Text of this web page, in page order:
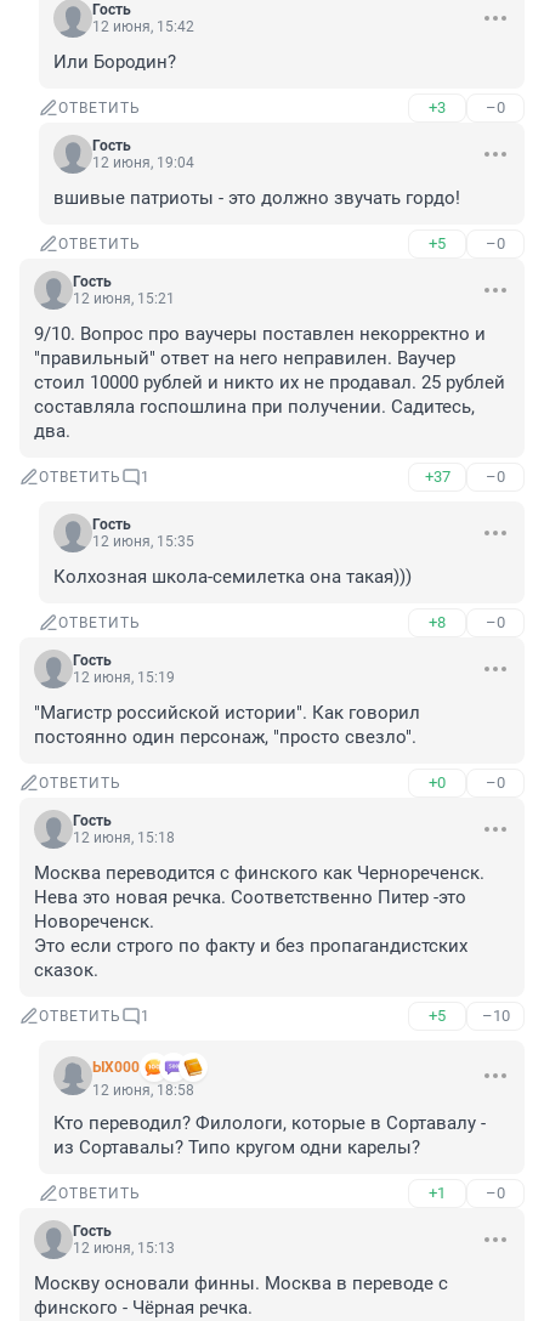
Гость
12 июня, 15:42
Или Бородин?
ОТВЕТИТЬ +3 –0
Гость
12 июня, 19:04
вшивые патриоты - это должно звучать гордо!
ОТВЕТИТЬ +5 –0
Гость
12 июня, 15:21
9/10. Вопрос про ваучеры поставлен некорректно и
"правильный" ответ на него неправилен. Ваучер
стоил 10000 рублей и никто их не продавал. 25 рублей
составляла госпошлина при получении. Садитесь,
два.
ОТВЕТИТЬ 1 +37 –0
Гость
12 июня, 15:35
Колхозная школа-семилетка она такая)))
ОТВЕТИТЬ +8 –0
Гость
12 июня, 15:19
"Магистр российской истории". Как говорил
постоянно один персонаж, "просто свезло".
ОТВЕТИТЬ +0 –0
Гость
12 июня, 15:18
Москва переводится с финского как Чернореченск.
Нева это новая речка. Соответственно Питер -это
Новореченск.
Это если строго по факту и без пропагандистских
сказок.
ОТВЕТИТЬ 1 +5 –10
ЫХ000
12 июня, 18:58
Кто переводил? Филологи, которые в Сортавалу -
из Сортавалы? Типо кругом одни карелы?
ОТВЕТИТЬ +1 –0
Гость
12 июня, 15:13
Москву основали финны. Москва в переводе с
финского - Чёрная речка.